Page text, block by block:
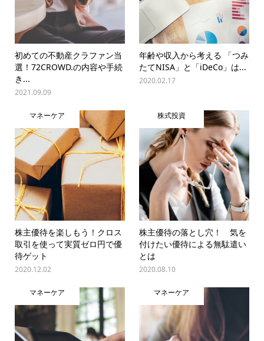
初めての不動産クラファン当
選！72CROWD.の内容や手続
き...
2021.09.09
年齢や収入から考える 「つみ
たてNISA」と「iDeCo」は...
2020.02.17
マネーケア
株主優待を楽しもう！クロス
取引を使って実質ゼロ円で優
待ゲット
2020.12.02
株式投資
株主優待の落とし穴！ 気を
付けたい優待による無駄遣い
とは
2020.08.10
マネーケア マネーケア